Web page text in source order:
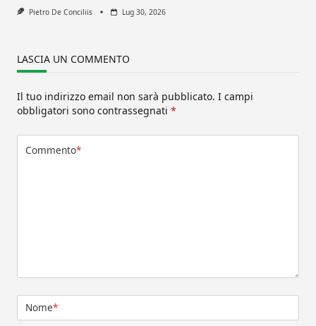
Pietro De Conciliis Lug 30, 2026
LASCIA UN COMMENTO
Il tuo indirizzo email non sarà pubblicato. I campi
obbligatori sono contrassegnati *
Commento*
Nome*